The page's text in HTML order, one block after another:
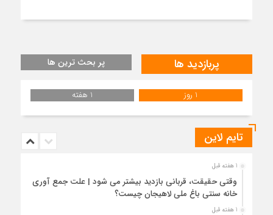
پربازدید ها پر بحث ترین ها
1 روز 1 هفته
تایم لاین
1 هفته قبل
وقتی حقیقت، قربانی بازدید بیشتر می شود | علت جمع آوری
خانه سنتی باغ ملی لاهیجان چیست؟
1 هفته قبل